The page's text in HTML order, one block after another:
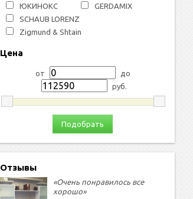
ЮКИНОКС
GERDAMIX
SCHAUB LORENZ
Zigmund & Shtain
Цена
от
до
руб.
Подобрать
Отзывы
«Очень понравилось все
хорошо»